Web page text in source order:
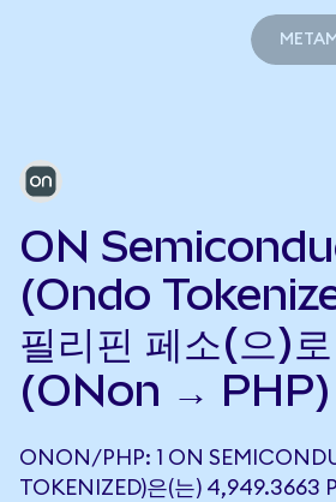
ON
(Ondo
필리핀 페소(으)
(ONon → PHP)
ONON/PHP: 1 ON
TOKENIZED)은(는) 4,949.3663